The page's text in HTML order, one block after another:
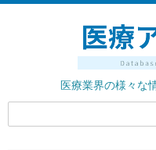
医療業界の様々な